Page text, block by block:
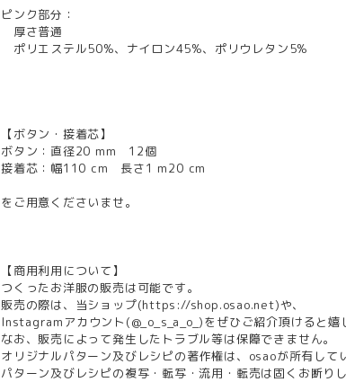
ピンク部分：
厚さ普通
ポリエステル50%、ナイロン45%、ポリウレタン5%
【ボタン・接着芯】
ボタン：直径20 mm 12個
接着芯：幅110 cm 長さ1 m20 cm
をご用意くださいませ。
【商用利用について】
つくったお洋服の販売は可能です。
販売の際は、当ショップ(https://shop.osao.net)や、
Instagramアカウント(@_o_s_a_o_)をぜひご紹介頂けると嬉
なお、販売によって発生したトラブル等は保障できません。
オリジナルパターン及びレシピの著作権は、osaoが所有して
パターン及びレシピの複写・転写・流用・転売は固くお断りし